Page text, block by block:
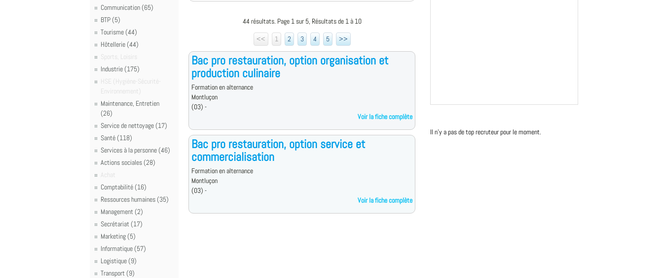
Communication (65)
BTP (5)
Tourisme (44)
Hôtellerie (44)
Sports, Loisirs
Industrie (175)
HSE (Hygiène-Sécurité-
Environnement)
Maintenance, Entretien
(26)
Service de nettoyage (17)
Santé (118)
Services à la personne (46)
Actions sociales (28)
Achat
Comptabilité (16)
Ressources humaines (35)
Management (2)
Secrétariat (17)
Marketing (5)
Informatique (57)
Logistique (9)
Transport (9)
44 résultats. Page 1 sur 5, Résultats de 1 à 10
<<
1 2 3 4 5 >>
Bac pro restauration, option organisation et
production culinaire
Formation en alternance
Montluçon
(03) -
Voir la fiche complète
Bac pro restauration, option service et
commercialisation
Formation en alternance
Montluçon
(03) -
Voir la fiche complète
Il n'y a pas de top recruteur pour le moment.